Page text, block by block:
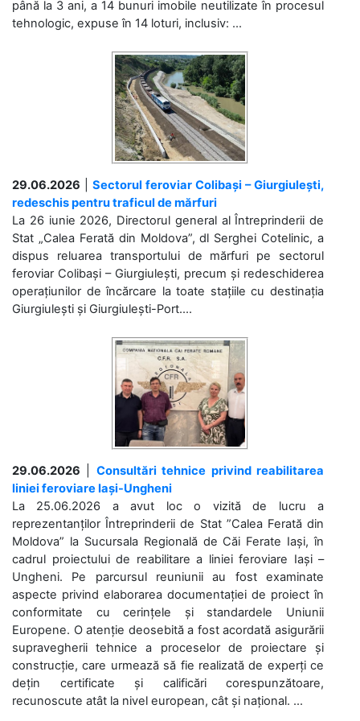
până la 3 ani, a 14 bunuri imobile neutilizate în procesul
tehnologic, expuse în 14 loturi, inclusiv: ...
29.06.2026
Sectorul feroviar Colibași – Giurgiulești,
redeschis pentru traficul de mărfuri
La 26 iunie 2026, Directorul general al Întreprinderii de
Stat „Calea Ferată din Moldova”, dl Serghei Cotelinic, a
dispus reluarea transportului de mărfuri pe sectorul
feroviar Colibași – Giurgiulești, precum și redeschiderea
operațiunilor de încărcare la toate stațiile cu destinația
Giurgiulești și Giurgiulești-Port....
29.06.2026
Consultări tehnice privind reabilitarea
liniei feroviare Iași-Ungheni
La 25.06.2026 a avut loc o vizită de lucru a
reprezentanților Întreprinderii de Stat ”Calea Ferată din
Moldova” la Sucursala Regională de Căi Ferate Iași, în
cadrul proiectului de reabilitare a liniei feroviare Iași –
Ungheni. Pe parcursul reuniunii au fost examinate
aspecte privind elaborarea documentației de proiect în
conformitate cu cerințele și standardele Uniunii
Europene. O atenție deosebită a fost acordată asigurării
supravegherii tehnice a proceselor de proiectare și
construcție, care urmează să fie realizată de experți ce
dețin certificate și calificări corespunzătoare,
recunoscute atât la nivel european, cât și național. ...